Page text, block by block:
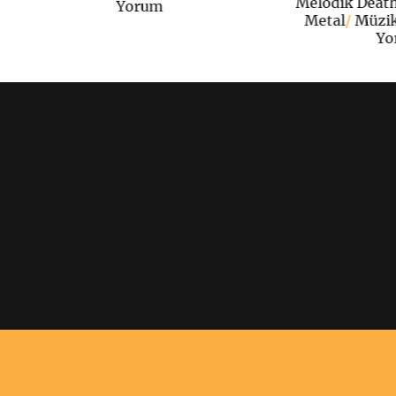
Yorum
Metal/